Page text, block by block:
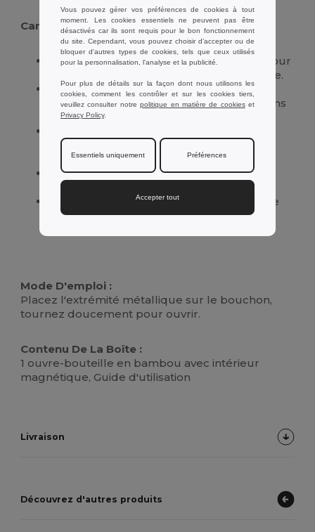
Caractéristiques :
Fabriqué en bambou de haute qualité pour
une durabilité et une esthétique naturelle.
Intérieur magnétique en métal chromé
garantissant une ouverture efficace et sans
effort.
consommateurs soucieux de
l'environnement.
Prise en main confortable, assurant une
utilisation facile et agréable.
Aspect élégant et moderne, idéal comme
cadeau ou pour embellir votre cuisine.
Mode D'emploi :
Placez l'extrémité métallique sur le bouchon,
tournez doucement pour ouvrir.
Contenu De La Boîte :
1 ouvre-bouteille en bambou avec intérieur
magnétique, Guide d'utilisation
Livraison
Découvrez d'autres produits
Vous pouvez gérer vos préférences de cookies à tout
moment. Les cookies essentiels ne peuvent pas être
désactivés car ils sont requis pour le bon fonctionnement
du site. Cependant, vous pouvez choisir d’accepter ou de
bloquer d'autres types de cookies, tels que ceux utilisés
pour la personnalisation, l'analyse et la publicité.
Pour plus de détails sur la façon dont nous utilisons les
cookies, comment les contrôler et sur les cookies tiers,
veuillez consulter notrepolitique en matière de cookieset
Privacy Policy.
Essentiels uniquement Préférences
Accepter tout